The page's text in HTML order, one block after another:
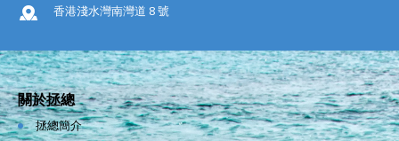
香港淺水灣南灣道 8 號
關於拯總
拯總簡介